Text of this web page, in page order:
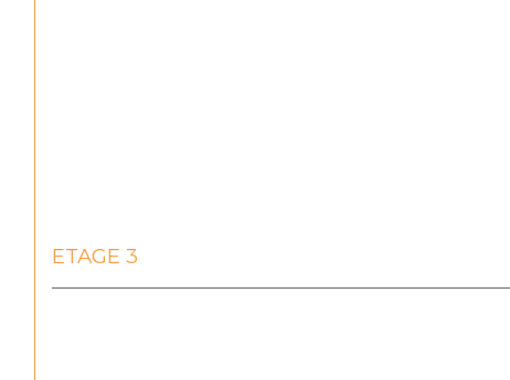
ETAGE 3